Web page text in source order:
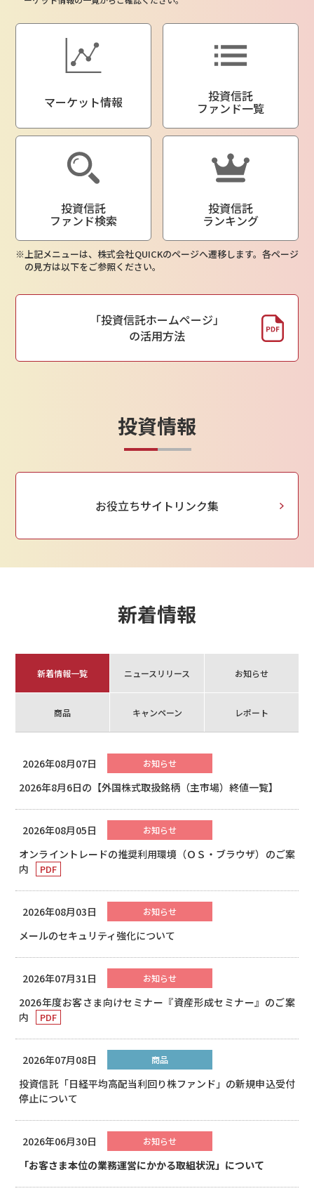
マーケット情報 投資信託
ファンド一覧
投資信託
ファンド検索
投資信託
ランキング
上記メニューは、株式会社QUICKのページへ遷移します。各ページ
の見方は以下をご参照ください。
「投資信託ホームページ」
の活用方法
投資情報
お役立ちサイトリンク集
新着情報
新着情報一覧 ニュースリリース お知らせ
商品 キャンペーン レポート
2026年08月07日 お知らせ
2026年8月6日の【外国株式取扱銘柄（主市場）終値一覧】
2026年08月05日 お知らせ
オンライントレードの推奨利用環境（ＯＳ・ブラウザ）のご案
内
2026年08月03日 お知らせ
メールのセキュリティ強化について
2026年07月31日 お知らせ
2026年度お客さま向けセミナー『資産形成セミナー』のご案
内
2026年07月08日 商品
投資信託「日経平均高配当利回り株ファンド」の新規申込受付
停止について
2026年06月30日 お知らせ
「お客さま本位の業務運営にかかる取組状況」について